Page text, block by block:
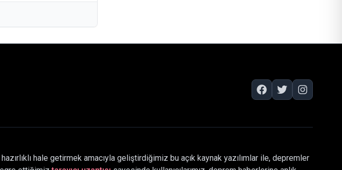
hale getirmek amacıyla geliştirdiğimiz bu açık kaynak yazılımlar ile, depremler